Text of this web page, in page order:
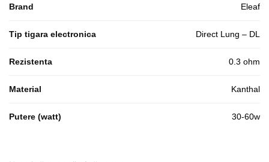
Brand Eleaf
Tip tigara electronica Direct Lung – DL
Rezistenta 0.3 ohm
Material Kanthal
Putere (watt) 30-60w